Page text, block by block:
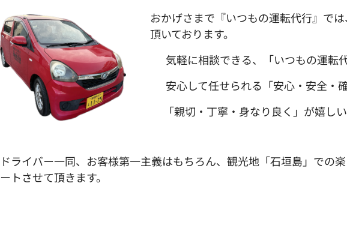
おかげさまで『いつもの運転代行』で
頂いております。
✅ 気軽に相談できる、「いつもの運転
✅ 安心して任せられる「安心・安全・
✅「親切・丁寧・身なり良く」が嬉し
ドライバー一同、お客様第一主義はもちろん、観光地「石垣島」での
ートさせて頂きます。